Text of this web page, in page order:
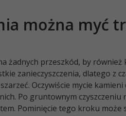
można myć
żadnych przeszkód, by również
zanieczyszczenia, dlatego z
Oczywiście mycie kamieni
Po gruntownym czyszczeniu
Pominięcie tego kroku może